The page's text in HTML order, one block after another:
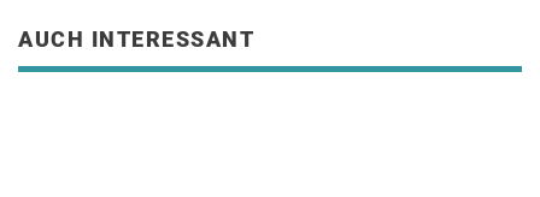
AUCH INTERESSANT